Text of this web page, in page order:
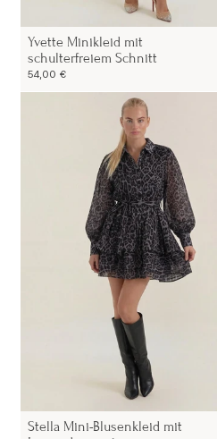
Yvette Minikleid mit
schulterfreiem Schnitt
54,00 €
Stella Mini-Blusenkleid mit